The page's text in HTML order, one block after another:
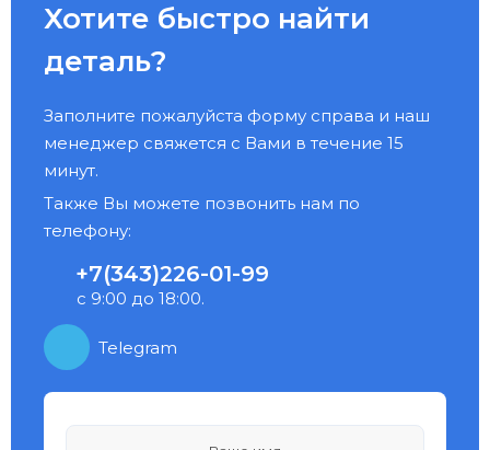
Хотите быстро найти
деталь?
Заполните пожалуйста форму справа и наш
менеджер свяжется с Вами в течение 15
минут.
Также Вы можете позвонить нам по
телефону:
+7(343)226-01-99
с 9:00 до 18:00.
Telegram